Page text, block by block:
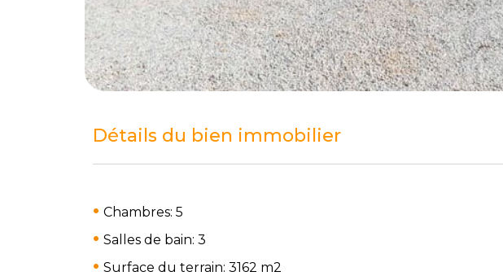
Détails du bien immobilier
Chambres: 5
Salles de bain: 3
Surface du terrain: 3162 m2